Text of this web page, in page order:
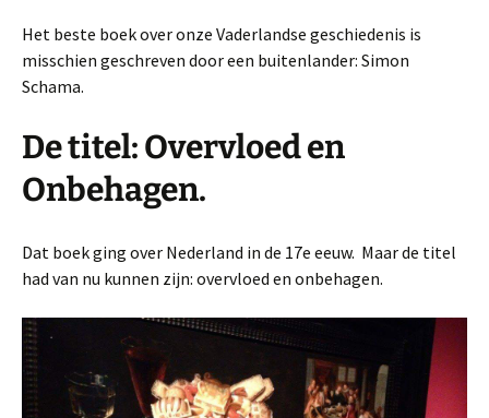
Het beste boek over onze Vaderlandse geschiedenis is
misschien geschreven door een buitenlander: Simon
Schama.
De titel: Overvloed en
Onbehagen.
Dat boek ging over Nederland in de 17e eeuw. Maar de titel
had van nu kunnen zijn: overvloed en onbehagen.